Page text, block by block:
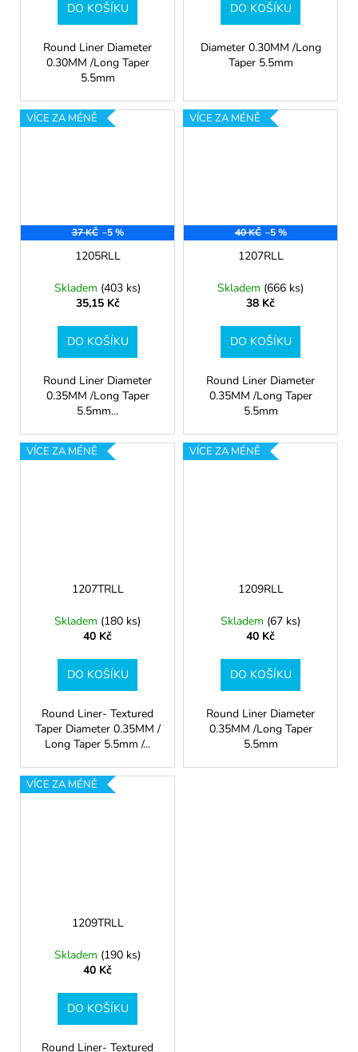
DO KOŠÍKU
Round Liner Diameter
0.30MM /Long Taper
5.5mm
DO KOŠÍKU
Diameter 0.30MM /Long
Taper 5.5mm
VÍCE ZA MÉNĚ
37 KČ –5 %
1205RLL
Skladem (403 ks)
35,15 Kč
DO KOŠÍKU
Round Liner Diameter
0.35MM /Long Taper
5.5mm...
VÍCE ZA MÉNĚ
40 KČ –5 %
1207RLL
Skladem (666 ks)
38 Kč
DO KOŠÍKU
Round Liner Diameter
0.35MM /Long Taper
5.5mm
VÍCE ZA MÉNĚ
1207TRLL
Skladem (180 ks)
40 Kč
DO KOŠÍKU
Round Liner- Textured
Taper Diameter 0.35MM /
Long Taper 5.5mm /...
VÍCE ZA MÉNĚ
1209RLL
Skladem (67 ks)
40 Kč
DO KOŠÍKU
Round Liner Diameter
0.35MM /Long Taper
5.5mm
VÍCE ZA MÉNĚ
1209TRLL
Skladem (190 ks)
40 Kč
DO KOŠÍKU
Round Liner- Textured